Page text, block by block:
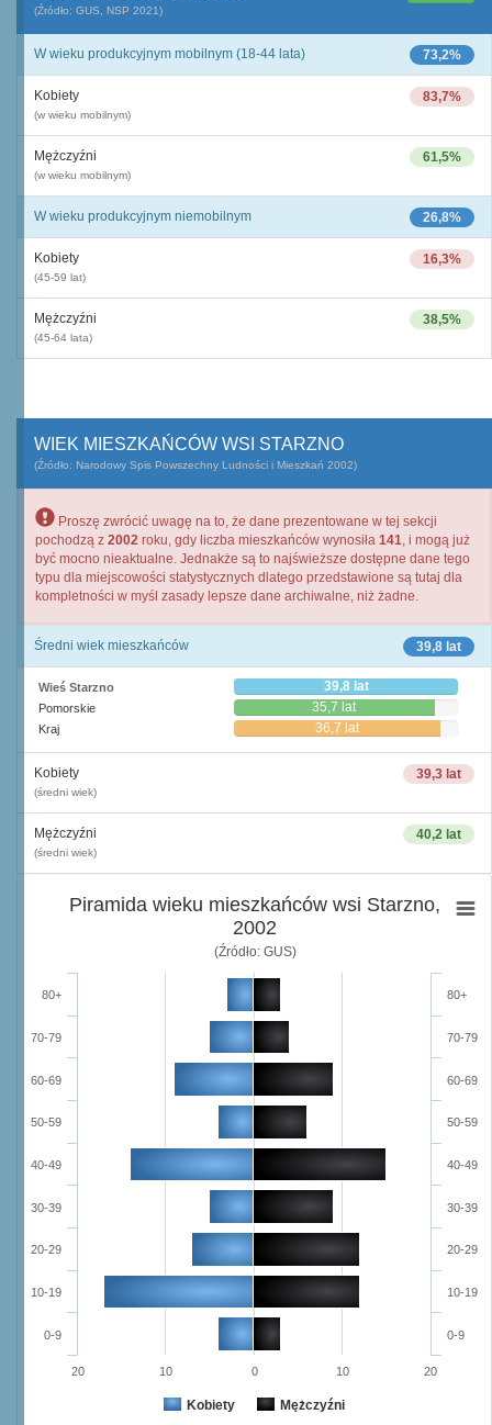
(Źródło: GUS, NSP 2021)
73,2%
W wieku produkcyjnym mobilnym (18-44 lata)
83,7%
Kobiety
(w wieku mobilnym)
61,5%
Mężczyźni
(w wieku mobilnym)
26,8%
W wieku produkcyjnym niemobilnym
16,3%
Kobiety
(45-59 lat)
38,5%
Mężczyźni
(45-64 lata)
WIEK MIESZKAŃCÓW WSI STARZNO
(Źródło: Narodowy Spis Powszechny Ludności i Mieszkań 2002)
Proszę zwrócić uwagę na to, że dane prezentowane w tej sekcji
pochodzą z 2002 roku, gdy liczba mieszkańców wynosiła 141, i mogą już
być mocno nieaktualne. Jednakże są to najświeższe dostępne dane tego
typu dla miejscowości statystycznych dlatego przedstawione są tutaj dla
kompletności w myśl zasady lepsze dane archiwalne, niż żadne.
39,8 lat
Średni wiek mieszkańców
Wieś Starzno 39,8 lat
Pomorskie 35,7 lat
Kraj 36,7 lat
39,3 lat
Kobiety
(średni wiek)
40,2 lat
Mężczyźni
(średni wiek)
Piramida wieku mieszkańców wsi Starzno,
2002
(Źródło: GUS)
Kobiety Mężczyźni
0-9
10-19
20-29
30-39
40-49
50-59
60-69
70-79
80+
0-9
10-19
20-29
30-39
40-49
50-59
60-69
70-79
80+
20 10 0 10 20